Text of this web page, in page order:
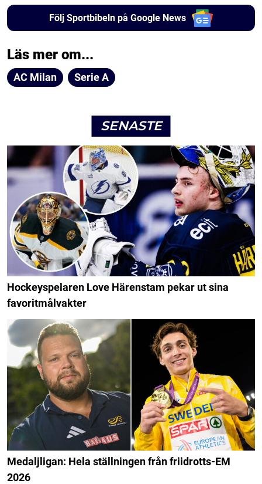
Följ Sportbibeln på Google News
Läs mer om...
AC Milan Serie A
SENASTE
Hockeyspelaren Love Härenstam pekar ut sina
favoritmålvakter
Medaljligan: Hela ställningen från friidrotts-EM
2026